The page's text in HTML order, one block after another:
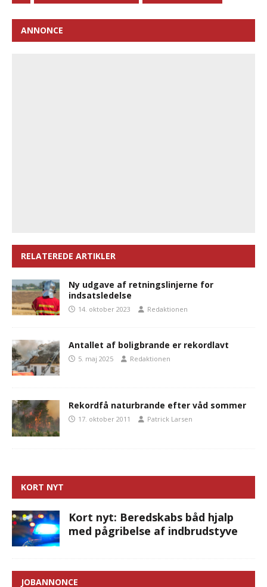
ANNONCE
RELATEREDE ARTIKLER
Ny udgave af retningslinjerne for
indsatsledelse
14. oktober 2023 Redaktionen
Antallet af boligbrande er rekordlavt
5. maj 2025 Redaktionen
Rekordfå naturbrande efter våd sommer
17. oktober 2011 Patrick Larsen
KORT NYT
Kort nyt: Beredskabs båd hjalp
med pågribelse af indbrudstyve
JOBANNONCE